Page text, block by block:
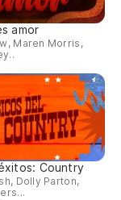
amor
Maren Morris,
Country
Dolly Parton,